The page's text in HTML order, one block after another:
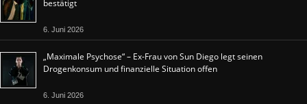
bestätigt
6. Juni 2026
„Maximale Psychose“ – Ex-Frau von Sun Diego legt seinen
Drogenkonsum und finanzielle Situation offen
6. Juni 2026